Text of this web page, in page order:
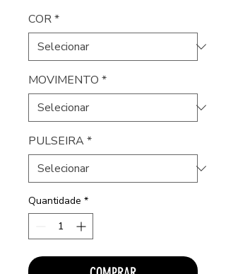
COR*
MOVIMENTO *
PULSEIRA*
Quantidade *